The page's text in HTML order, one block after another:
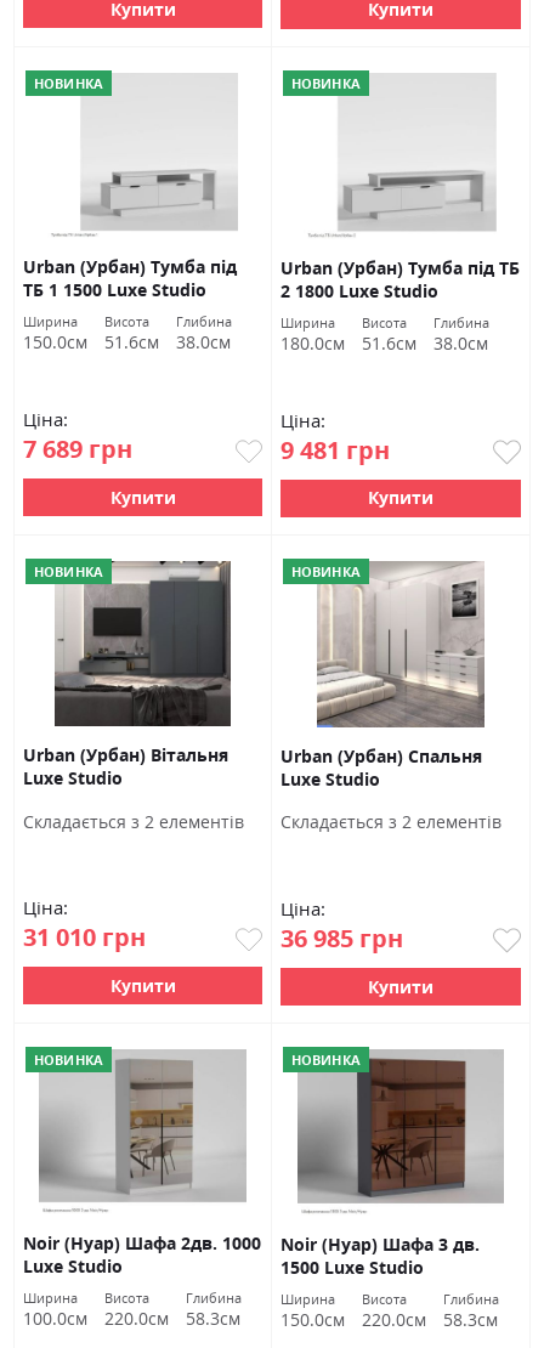
Купити Купити
НОВИНКА
Urban (Урбан) Тумба під
ТБ 1 1500 Luxe Studio
Ширина
150.0см
Висота
51.6см
Глибина
38.0см
Ціна:
7 689 грн
Купити
НОВИНКА
Urban (Урбан) Тумба під ТБ
2 1800 Luxe Studio
Ширина
180.0см
Висота
51.6см
Глибина
38.0см
Ціна:
9 481 грн
Купити
НОВИНКА
Urban (Урбан) Вітальня
Luxe Studio
Cкладається з 2 елементів
Ціна:
31 010 грн
Купити
НОВИНКА
Urban (Урбан) Спальня
Luxe Studio
Cкладається з 2 елементів
Ціна:
36 985 грн
Купити
НОВИНКА
Noir (Нуар) Шафа 2дв. 1000
Luxe Studio
Ширина
100.0см
Висота
220.0см
Глибина
58.3см
НОВИНКА
Noir (Нуар) Шафа 3 дв.
1500 Luxe Studio
Ширина
150.0см
Висота
220.0см
Глибина
58.3см